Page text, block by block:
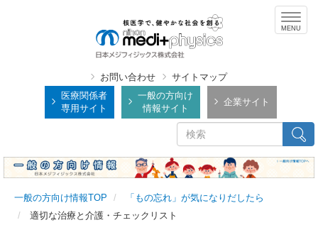
移
動
お問い合わせ
サイトマップ
医療関係者
専用サイト
一般の方向け
情報サイト
企業サイト
検索
一般の方向け情報TOP
「もの忘れ」が気になりだしたら
適切な治療と介護・チェックリスト